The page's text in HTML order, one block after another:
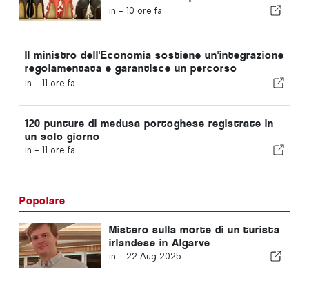
europeo di calzature
in - 10 ore fa
Il ministro dell'Economia sostiene un'integrazione
regolamentata e garantisce un percorso
accelerato per gli immigrati
in - 11 ore fa
120 punture di medusa portoghese registrate in
un solo giorno
in - 11 ore fa
Popolare
Mistero sulla morte di un turista
irlandese in Algarve
in - 22 Aug 2025